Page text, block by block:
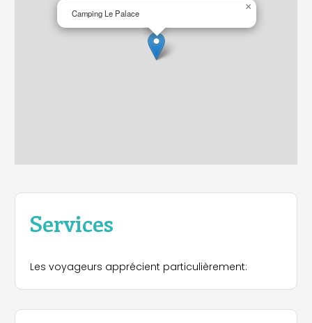
Camping Le Palace
×
Services
Les voyageurs apprécient particulièrement: